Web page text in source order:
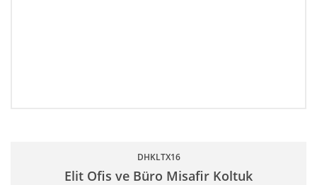
DHKLTX16
Elit Ofis ve Büro Misafir Koltuk